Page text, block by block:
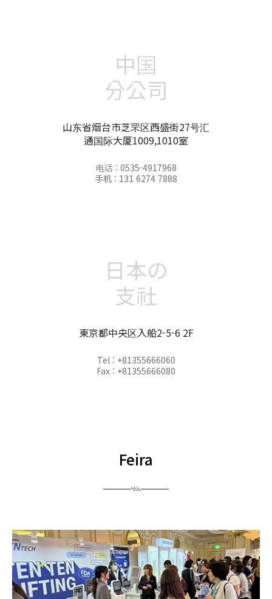
中国
分公司
山东省烟台市芝罘区西盛街27号汇
通国际大厦1009,1010室
电话 : 0535-4917968
手机 : 131 6274 7888
日本の
支社
東京都中央区入船2-5-6 2F
Tel : +81355666060
Fax : +81355666080
Feira